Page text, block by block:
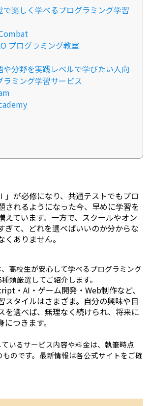
で楽しく学べるプログラミング学習
プログラミング教室
や分野を実践レベルで学びたい人向
ラミング学習サービス
が必修になり、共通テストでもプロ
されるようになった今、早めに学習を
ています。 一方で、スクールやオン
ぎて、どれを選べばいいのか分からな
くありません。
高校生が安心して学べるプログラミング
類厳選してご紹介します。
・AI・ゲーム開発・Web制作など、
スタイルはさまざま。自分の興味や目
を選べば、無理なく続けられ、将来に
つきます。
いるサービス内容や料金は、執筆時点
ものです。最新情報は各公式サイトをご確